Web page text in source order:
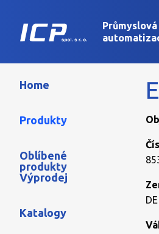
Průmyslová
Home
Produkty
Oblíbené
produkty
Výprodej
Katalogy
DE